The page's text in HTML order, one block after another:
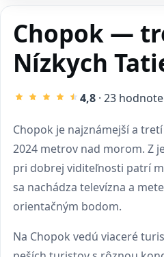
Chopok —
Nízkych
4,8 · 23
Chopok je najznámejší a
2024 metrov nad morom. Z
pri dobrej viditeľnosti patrí
sa nachádza televízna a
orientačným bodom.
Na Chopok vedú viaceré